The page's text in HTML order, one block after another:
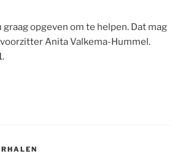
graag opgeven om te helpen. Dat mag
Anita Valkema-Hummel.